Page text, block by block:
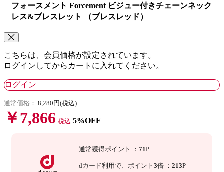
フォースメント Forcement ビジュー付きチェーンネック
レス&ブレスレット （ブレスレッド）
こちらは、会員価格が設定されています。
ログインしてからカートに入れてください。
ログイン
通常価格： 8,280円(税込)
￥7,866 税込 5%OFF
通常獲得ポイント ： 71P
dカード利用で、 ポイント 3倍 ： 213P